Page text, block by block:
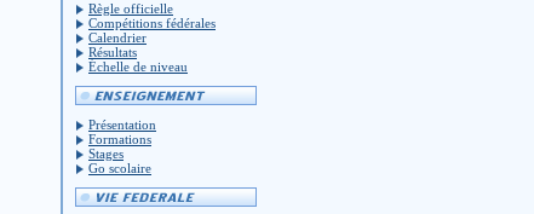
Règle officielle
Compétitions fédérales
Calendrier
Résultats
Échelle de niveau
Présentation
Formations
Stages
Go scolaire